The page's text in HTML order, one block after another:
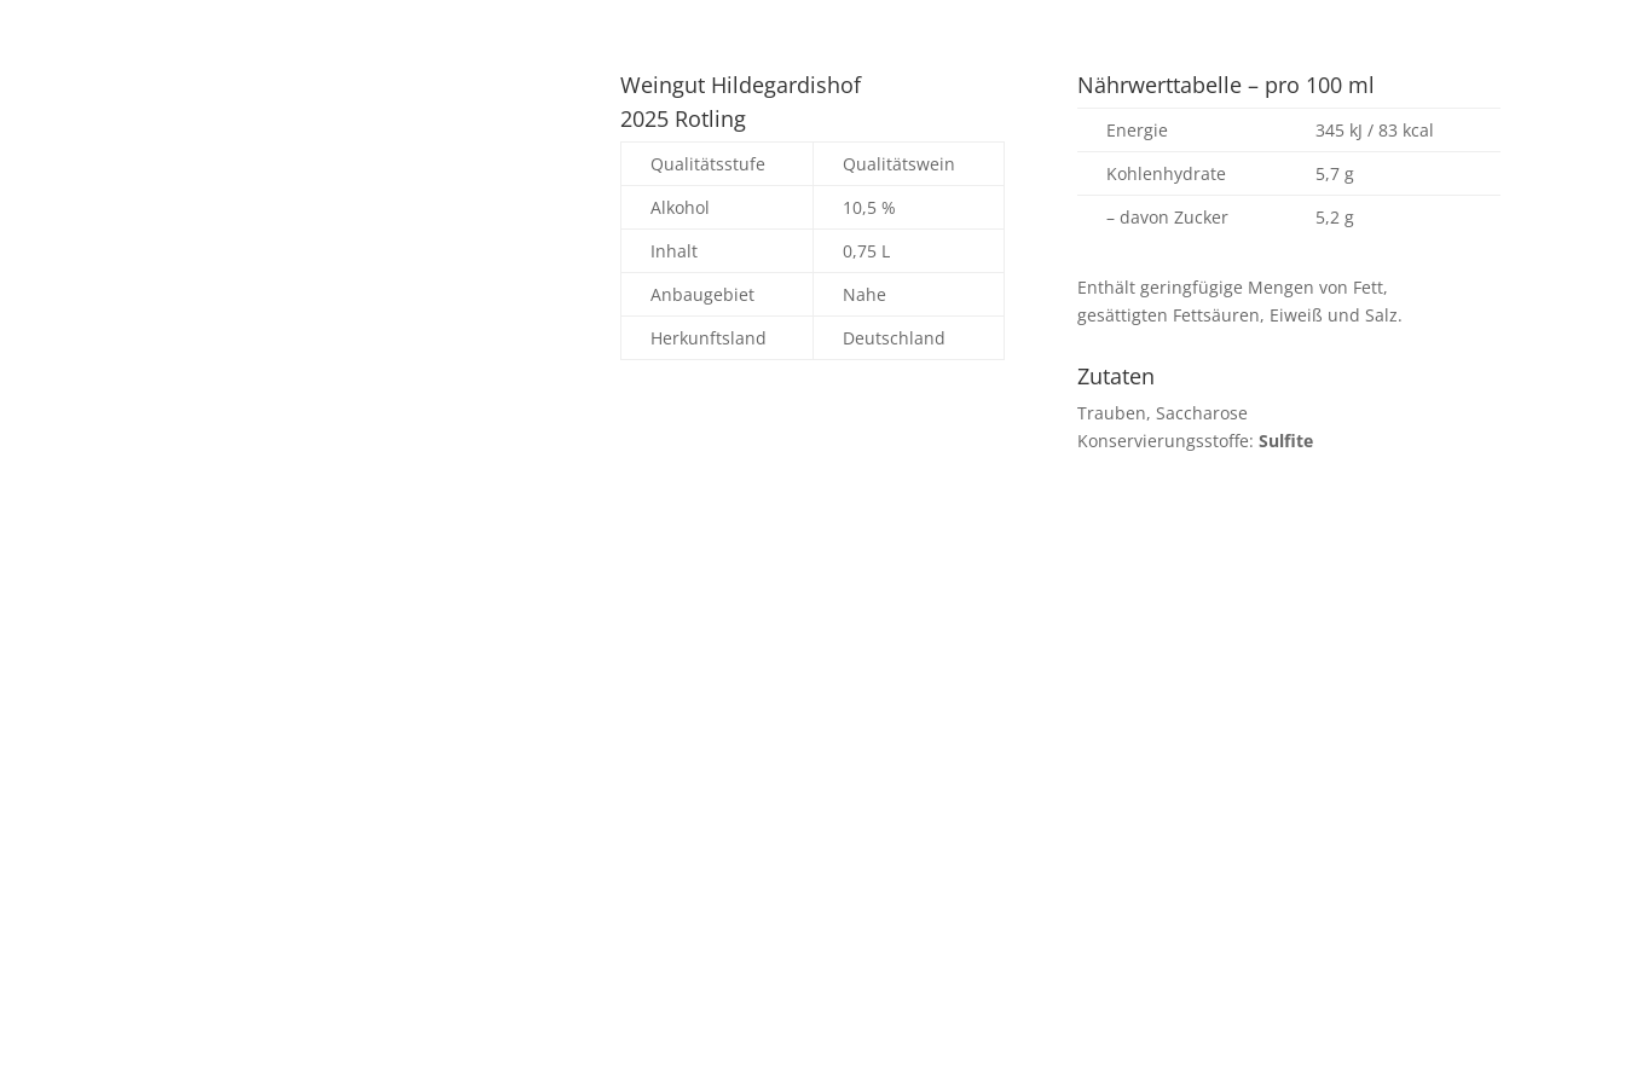
Weingut Hildegardishof
2025 Rotling
Qualitätsstufe
Qualitätswein
Alkohol
10,5 %
Inhalt
0,75 L
Anbaugebiet
Nahe
Herkunftsland
Deutschland
Nährwerttabelle – pro 100 ml
Energie
345 kJ / 83 kcal
Kohlenhydrate
5,7 g
– davon Zucker
5,2 g
Enthält geringfügige Mengen von Fett,
gesättigten Fettsäuren, Eiweiß und Salz.
Zutaten
Trauben, Saccharose
Konservierungsstoffe: Sulfite